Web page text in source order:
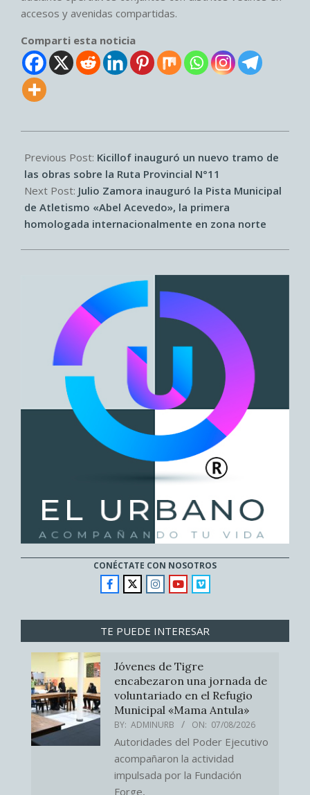
accesos y avenidas compartidas.
Comparti esta noticia
08-
21
Previous Post: Kicillof inauguró un nuevo tramo de
las obras sobre la Ruta Provincial N°11
Next Post: Julio Zamora inauguró la Pista Municipal
de Atletismo «Abel Acevedo», la primera
homologada internacionalmente en zona norte
CONÉCTATE CON NOSOTROS
TE PUEDE INTERESAR
Jóvenes de Tigre
encabezaron una jornada de
voluntariado en el Refugio
Municipal «Mama Antula»
BY: ADMINURB ON: 07/08/2026
Autoridades del Poder Ejecutivo
acompañaron la actividad
impulsada por la Fundación
Forge,